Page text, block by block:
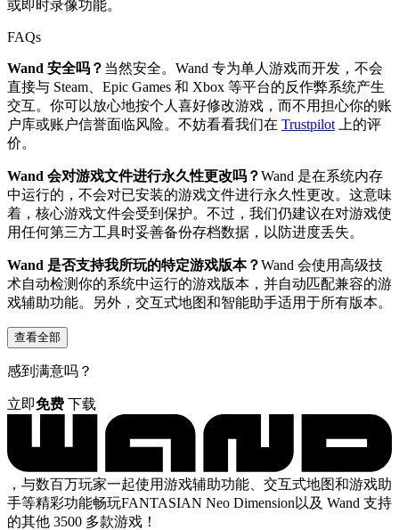
或即时录像功能。
FAQs
Wand 安全吗？ 当然安全。Wand 专为单人游戏而开发，不会
直接与 Steam、Epic Games 和 Xbox 等平台的反作弊系统产生
交互。你可以放心地按个人喜好修改游戏，而不用担心你的账
户库或账户信誉面临风险。不妨看看我们在 Trustpilot 上的评
价。
Wand 会对游戏文件进行永久性更改吗？Wand 是在系统内存
中运行的，不会对已安装的游戏文件进行永久性更改。这意味
着，核心游戏文件会受到保护。不过，我们仍建议在对游戏使
用任何第三方工具时妥善备份存档数据，以防进度丢失。
Wand 是否支持我所玩的特定游戏版本？Wand 会使用高级技
术自动检测你的系统中运行的游戏版本，并自动匹配兼容的游
戏辅助功能。另外，交互式地图和智能助手适用于所有版本。
查看全部
感到满意吗？
立即免费 下载
，与数百万玩家一起使用游戏辅助功能、交互式地图和游戏助
手等精彩功能畅玩FANTASIAN Neo Dimension以及 Wand 支持
的其他 3500 多款游戏！